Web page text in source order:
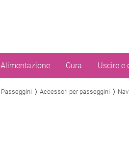
Alimentazione Cura Uscire e
Passeggini Accessori per passeggini